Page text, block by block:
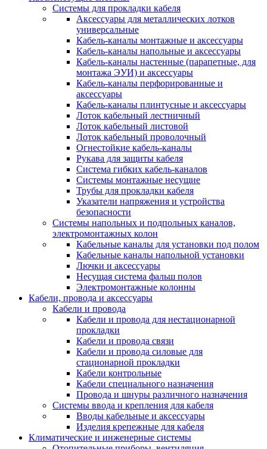
Системы для прокладки кабеля
Аксессуары для металлических лотков
универсальные
Кабель-каналы монтажные и аксессуары
Кабель-каналы напольные и аксессуары
Кабель-каналы настенные (парапетные, для
монтажа ЭУИ) и аксессуары
Кабель-каналы перфорированные и
аксессуары
Кабель-каналы плинтусные и аксессуары
Лоток кабельный лестничный
Лоток кабельный листовой
Лоток кабельный проволочный
Огнестойкие кабель-каналы
Рукава для защиты кабеля
Система гибких кабель-каналов
Системы монтажные несущие
Трубы для прокладки кабеля
Указатели напряжения и устройства
безопасности
Системы напольных и подпольных каналов,
электромонтажных колон
Кабельные каналы для установки под полом
Кабельные каналы напольной установки
Лючки и аксессуары
Несущая система фальш полов
Электромонтажные колонны
Кабели, провода и аксессуары
Кабели и провода
Кабели и провода для нестационарной
прокладки
Кабели и провода связи
Кабели и провода силовые для
стационарной прокладки
Кабели контрольные
Кабели специального назначения
Провода и шнуры различного назначения
Системы ввода и крепления для кабеля
Вводы кабельные и аксессуары
Изделия крепежные для кабеля
Климатические и инженерные системы